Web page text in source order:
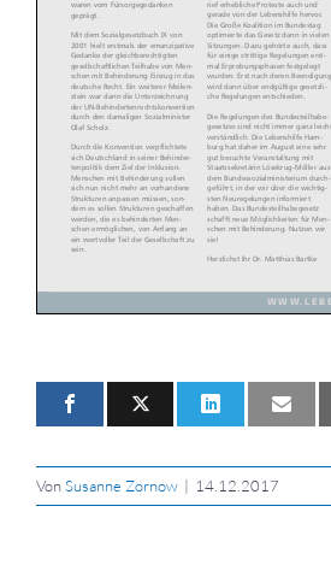
VonSusanne Zornow | 14.12.2017